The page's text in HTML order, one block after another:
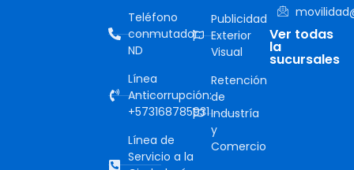
Teléfono
conmutador:
ND
Línea
Anticorrupción:
+573168785931
Línea de
Servicio a la
Publicidad
Exterior
Visual
Retención
de
Industría
y
Comercio
Ver todas
la
sucursales